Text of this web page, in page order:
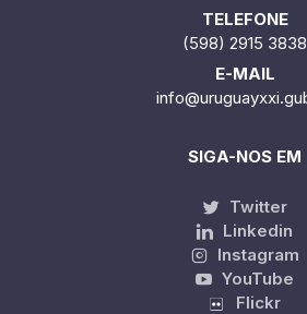
TELEFONE
(598) 2915 3838
E-MAIL
SIGA-NOS EM
Twitter
Linkedin
Instagram
YouTube
Flickr